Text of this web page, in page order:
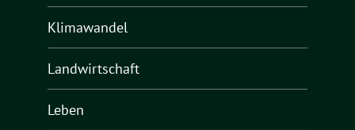
Klimawandel
Landwirtschaft
Leben